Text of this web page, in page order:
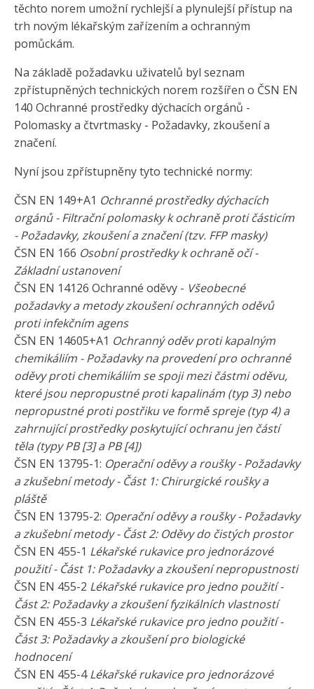
těchto norem umožní rychlejší a plynulejší přístup na
trh novým lékařským zařízením a ochranným
pomůckám.
Na základě požadavku uživatelů byl seznam
zpřístupněných technických norem rozšířen o ČSN EN
140 Ochranné prostředky dýchacích orgánů -
Polomasky a čtvrtmasky - Požadavky, zkoušení a
značení.
Nyní jsou zpřístupněny tyto technické normy:
ČSN EN 149+A1 Ochranné prostředky dýchacích
orgánů - Filtrační polomasky k ochraně proti částicím
- Požadavky, zkoušení a značení (tzv. FFP masky)
ČSN EN 166 Osobní prostředky k ochraně očí -
Základní ustanovení
ČSN EN 14126 Ochranné oděvy - Všeobecné
požadavky a metody zkoušení ochranných oděvů
proti infekčním agens
ČSN EN 14605+A1 Ochranný oděv proti kapalným
chemikáliím - Požadavky na provedení pro ochranné
oděvy proti chemikáliím se spoji mezi částmi oděvu,
které jsou nepropustné proti kapalinám (typ 3) nebo
nepropustné proti postřiku ve formě spreje (typ 4) a
zahrnující prostředky poskytující ochranu jen částí
těla (typy PB [3] a PB [4])
ČSN EN 13795-1: Operační oděvy a roušky - Požadavky
a zkušební metody - Část 1: Chirurgické roušky a
pláště
ČSN EN 13795-2: Operační oděvy a roušky - Požadavky
a zkušební metody - Část 2: Oděvy do čistých prostor
ČSN EN 455-1 Lékařské rukavice pro jednorázové
použití - Část 1: Požadavky a zkoušení nepropustnosti
ČSN EN 455-2 Lékařské rukavice pro jedno použití -
Část 2: Požadavky a zkoušení fyzikálních vlastností
ČSN EN 455-3 Lékařské rukavice pro jedno použití -
Část 3: Požadavky a zkoušení pro biologické
hodnocení
ČSN EN 455-4Lékařské rukavice pro jednorázové